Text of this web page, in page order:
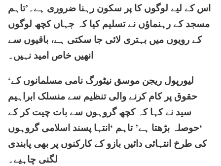
اس کے لیے لوگوں کا پر سکون رہنا ضروری ہے۔’تاہم
مسجد کے رہنماؤں نے تسلیم کیا کہ جہاں کچھ لوگوں
کے رویوں میں بہتری لائی جا سکتی ہے، باقیوں سے
انھیں خاص امید نہیں۔
‘لیورپول ریجن موسق نیٹورگ نامی مسلمانوں کے
حقوق پر کام کرنے والی تنظیم سے منسلک ابراہیم
سید نے کہا کہ کچھ گروہوں سے بات چیت کر کے
‘حوصلہ بڑھتا ہے’ تاہم ‘انتہا پسند اسلامی گروہوں
کی طرخ انتہائی دائیں بازو کے کارکنوں پر بھی پابندی
لگنی چاہیے۔